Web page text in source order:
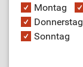
Montag
Donnerstag
Sonntag